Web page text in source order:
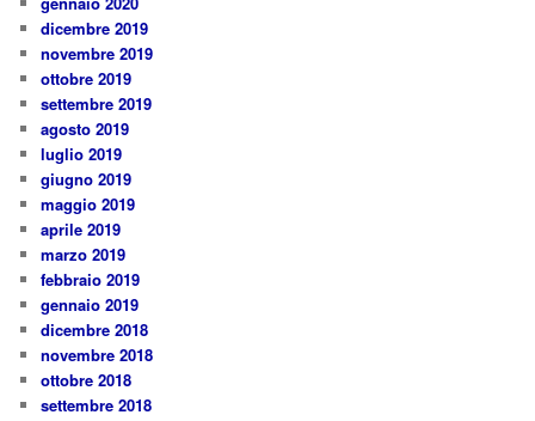
dicembre 2019
novembre 2019
ottobre 2019
settembre 2019
agosto 2019
luglio 2019
giugno 2019
maggio 2019
aprile 2019
marzo 2019
febbraio 2019
gennaio 2019
dicembre 2018
novembre 2018
ottobre 2018
settembre 2018